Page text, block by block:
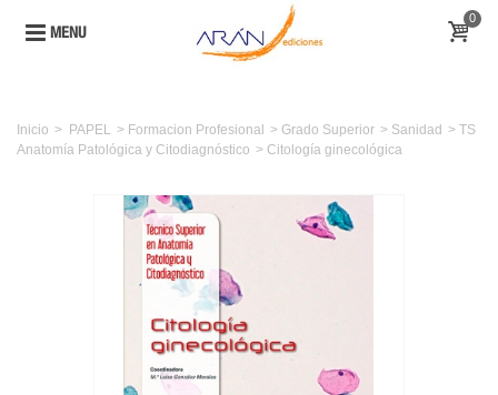
MENU
0
Inicio > PAPEL > Formacion Profesional > Grado Superior > Sanidad > TS
Anatomía Patológica y Citodiagnóstico > Citología ginecológica